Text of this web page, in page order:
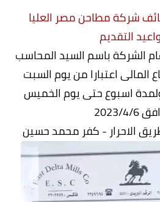
شركة مطاحن مصر العليا
التقديم
الشركة باسم السيد المحاسب
اعتبارا من يوم السبت
4/1 ولمدة اسبوع حتى يوم الخميس
4/6
الاحرار - كفر محمد حسين